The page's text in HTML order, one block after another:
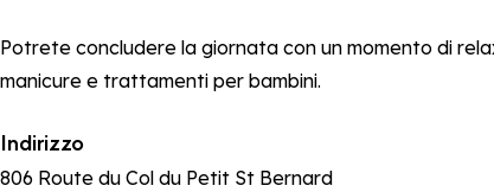
Potrete concludere la giornata con un momento di
manicure e trattamenti per bambini.
Indirizzo
806 Route du Col du Petit St Bernard